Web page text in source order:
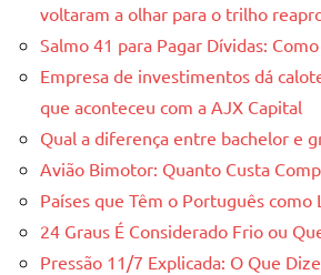
voltaram a olhar para o trilho
Salmo 41 para Pagar Dívidas:
Empresa de investimentos dá
que aconteceu com a AJX Capital
Qual a diferença entre bachelor e
Avião Bimotor: Quanto Custa
Países que Têm o Português como
24 Graus É Considerado Frio ou
Pressão 11/7 Explicada: O Que